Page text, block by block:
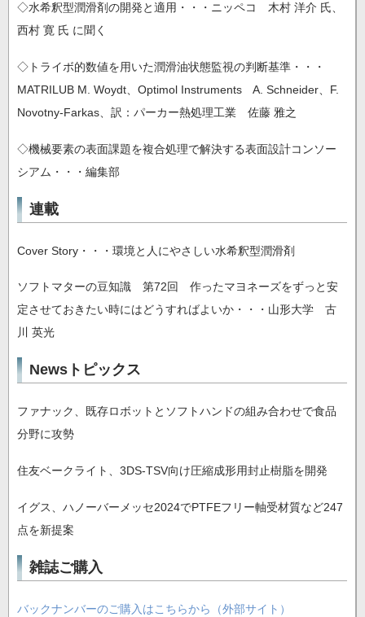
◇水希釈型潤滑剤の開発と適用・・・ニッペコ 木村 洋介 氏、
西村 寛 氏 に聞く
◇トライボ的数値を用いた潤滑油状態監視の判断基準・・・
MATRILUB M. Woydt、Optimol Instruments A. Schneider、F.
Novotny-Farkas、訳：パーカー熱処理工業 佐藤 雅之
◇機械要素の表面課題を複合処理で解決する表面設計コンソー
シアム・・・編集部
連載
Cover Story・・・環境と人にやさしい水希釈型潤滑剤
ソフトマターの豆知識 第72回 作ったマヨネーズをずっと安
定させておきたい時にはどうすればよいか・・・山形大学 古
川 英光
Newsトピックス
ファナック、既存ロボットとソフトハンドの組み合わせで食品
分野に攻勢
住友ベークライト、3DS-TSV向け圧縮成形用封止樹脂を開発
イグス、ハノーバーメッセ2024でPTFEフリー軸受材質など247
点を新提案
雑誌ご購入
バックナンバーのご購入はこちらから（外部サイト）